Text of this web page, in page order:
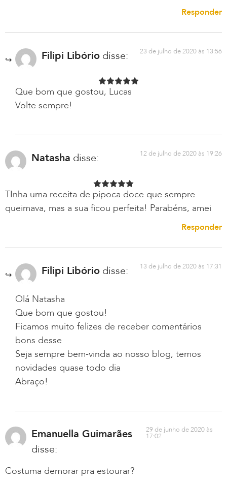
Responder
Filipi Libório disse: 23 de julho de 2020 às 13:56
Que bom que gostou, Lucas
Volte sempre!
Natasha disse: 12 de julho de 2020 às 19:26
TInha uma receita de pipoca doce que sempre
queimava, mas a sua ficou perfeita! Parabéns, amei
Responder
Filipi Libório disse: 13 de julho de 2020 às 17:31
Olá Natasha
Que bom que gostou!
Ficamos muito felizes de receber comentários
bons desse
Seja sempre bem-vinda ao nosso blog, temos
novidades quase todo dia
Abraço!
Emanuella Guimarães
disse:
29 de junho de 2020 às
17:02
Costuma demorar pra estourar?